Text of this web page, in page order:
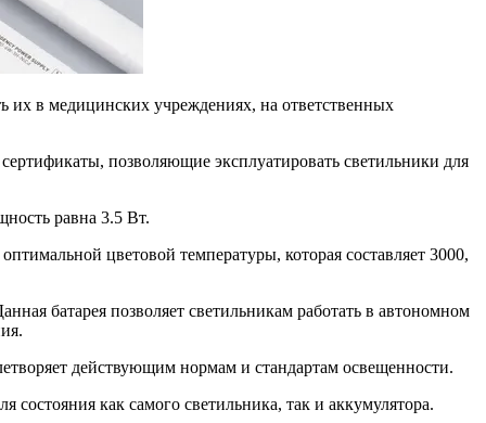
их в медицинских учреждениях, на ответственных
позволяющие эксплуатировать светильники для
равна 3.5 Вт.
цветовой температуры, которая составляет 3000,
батарея позволяет светильникам работать в автономном
действующим нормам и стандартам освещенности.
как самого светильника, так и аккумулятора.